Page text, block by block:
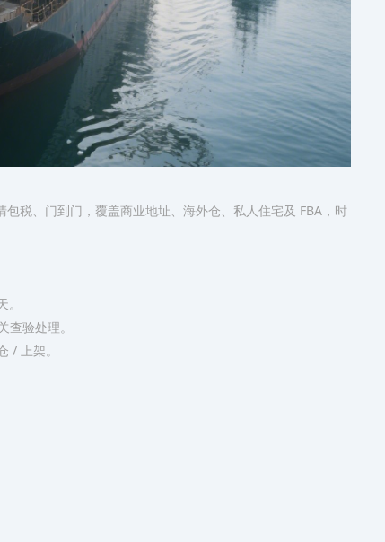
税、门到门，覆盖商业地址、海外仓、私人住宅及 FBA，时
验处理。
/ 上架。